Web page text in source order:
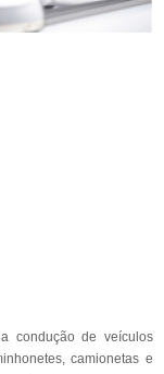
condução de veículos
camionetas e